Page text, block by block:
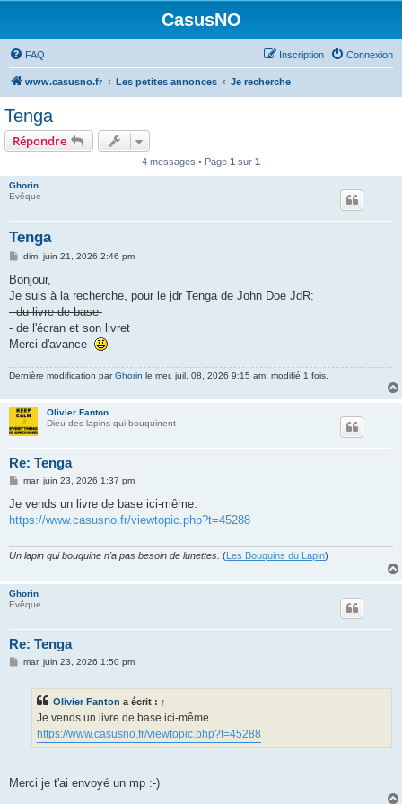
CasusNO
FAQ Connexion
Inscription
www.casusno.fr Les petites annonces Je recherche
Tenga
Répondre
4 messages • Page 1 sur 1
Ghorin
Evêque
Tenga
M
s
a
g
dim. juin 21, 2026 2:46 pm
Bonjour,
Je suis à la recherche, pour le jdr Tenga de John Doe JdR:
- du livre de base
- de l'écran et son livret
Merci d'avance
Dernière modification parGhorin le mer. juil. 08, 2026 9:15 am, modifié 1 fois.
Olivier Fanton
Dieu des lapins qui bouquinent
Re: Tenga
M
s
a
mar. juin 23, 2026 1:37 pm
Je vends un livre de base ici-même.
https://www.casusno.fr/viewtopic.php?t=45288
Un lapin qui bouquine n'a pas besoin de lunettes. ( Les Bouquins du Lapin)
Ghorin
Evêque
Re: Tenga
Mmar. juin 23, 2026 1:50 pm
Olivier Fanton a écrit : ↑
Je vends un livre de base ici-même.
https://www.casusno.fr/viewtopic.php?t=45288
Merci je t'ai envoyé un mp :-)